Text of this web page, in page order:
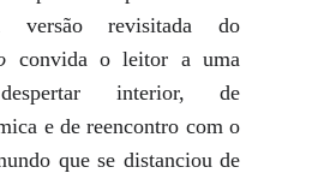
versão revisitada do
convida o leitor a uma
interior, de
e de reencontro com o
que se distanciou de